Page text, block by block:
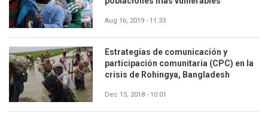
Aug 16, 2019 - 11:33
Estrategias de comunicación y
participación comunitaria (CPC) en la
crisis de Rohingya, Bangladesh
Dec 15, 2018 - 10:01